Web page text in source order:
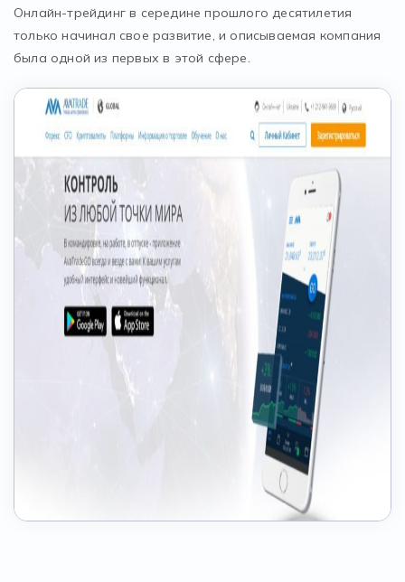
Онлайн-трейдинг в середине прошлого десятилетия
только начинал свое развитие, и описываемая компания
была одной из первых в этой сфере.